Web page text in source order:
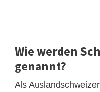
Wie werden
genannt?
Als